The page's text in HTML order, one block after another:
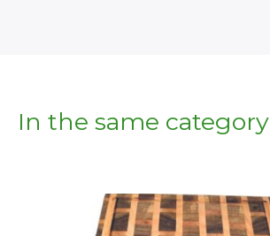
In the same category